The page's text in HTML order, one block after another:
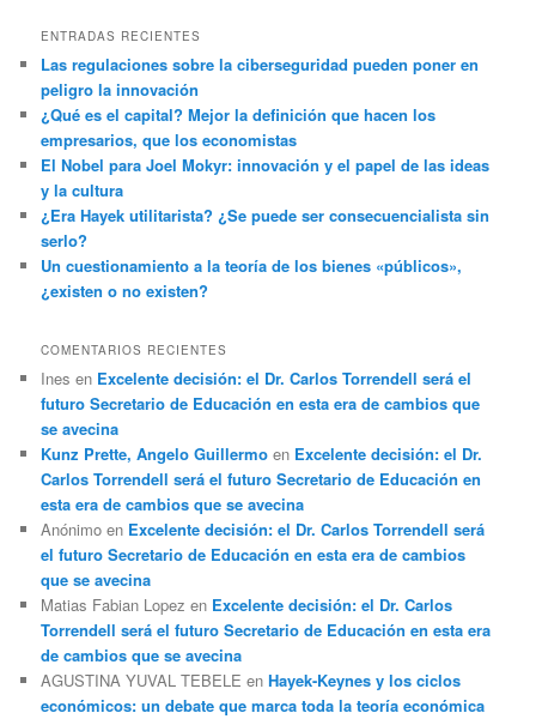
ENTRADAS RECIENTES
Las regulaciones sobre la ciberseguridad pueden poner en
peligro la innovación
¿Qué es el capital? Mejor la definición que hacen los
empresarios, que los economistas
El Nobel para Joel Mokyr: innovación y el papel de las ideas
y la cultura
¿Era Hayek utilitarista? ¿Se puede ser consecuencialista sin
serlo?
Un cuestionamiento a la teoría de los bienes «públicos»,
¿existen o no existen?
COMENTARIOS RECIENTES
Ines en Excelente decisión: el Dr. Carlos Torrendell será el
futuro Secretario de Educación en esta era de cambios que
se avecina
Kunz Prette, Angelo Guillermo en Excelente decisión: el Dr.
Carlos Torrendell será el futuro Secretario de Educación en
esta era de cambios que se avecina
Anónimo en Excelente decisión: el Dr. Carlos Torrendell será
el futuro Secretario de Educación en esta era de cambios
que se avecina
Matias Fabian Lopez en Excelente decisión: el Dr. Carlos
Torrendell será el futuro Secretario de Educación en esta era
de cambios que se avecina
AGUSTINA YUVAL TEBELE enHayek-Keynes y los ciclos
económicos: un debate que marca toda la teoría económica